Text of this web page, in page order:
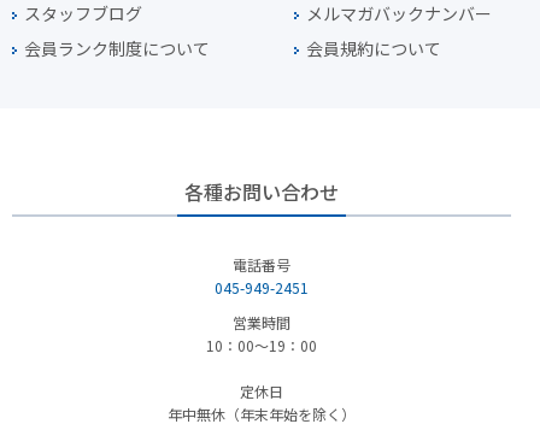
スタッフブログ
メルマガバックナンバー
会員ランク制度について
会員規約について
各種お問い合わせ
電話番号
045-949-2451
営業時間
10：00～19：00
定休日
年中無休（年末年始を除く）